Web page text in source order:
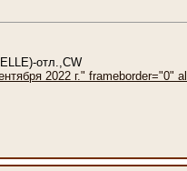
отл.,CW
2022 г." frameborder="0"